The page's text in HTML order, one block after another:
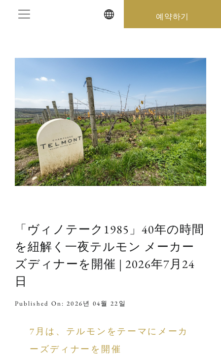
예약하기
「ヴィノテーク1985」40年の時間
を紐解く一夜テルモン メーカー
ズディナーを開催 | 2026年7月24
日
Published On: 2026년 04월 22일
7月は、テルモンをテーマにメーカ
ーズディナーを開催